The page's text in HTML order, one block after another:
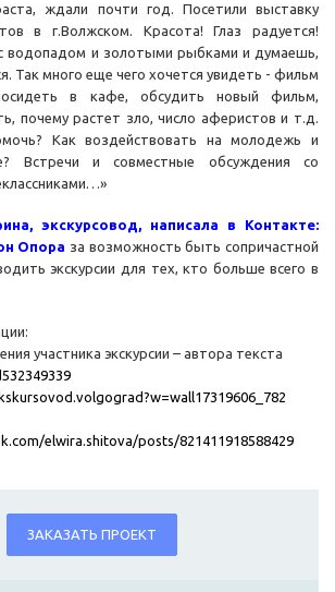
ждали почти год. Посетили выставку
в г.Волжском. Красота! Глаз радуется!
водопадом и золотыми рыбками и думаешь,
Так много еще чего хочется увидеть - фильм
в кафе, обсудить новый фильм,
почему растет зло, число аферистов и т.д.
Как воздействовать на молодежь и
Встречи и совместные обсуждения со
экскурсовод, написала в Контакте:
Опора за возможность быть сопричастной
экскурсии для тех, кто больше всего в
участника экскурсии – автора текста
elwira.shitova/posts/821411918588429
ЗАКАЗАТЬ ПРОЕКТ